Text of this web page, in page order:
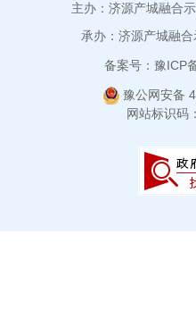
主办：济源产城融合
承办：济源产城融
备案号：豫ICP
豫公网安备
网站标识码